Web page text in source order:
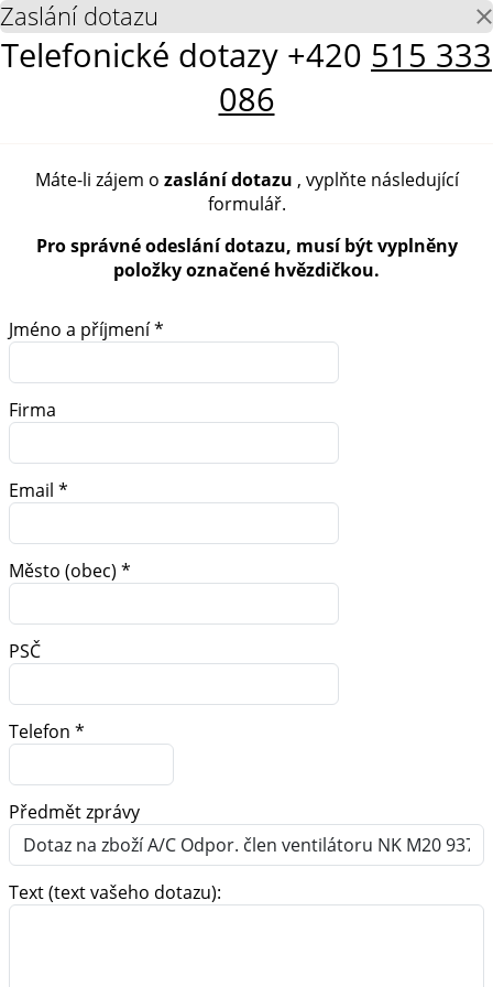
Zaslání dotazu
Telefonické dotazy +420 515 333
086
Máte-li zájem o zaslání dotazu , vyplňte následující
formulář.
Pro správné odeslání dotazu, musí být vyplněny
položky označené hvězdičkou.
Jméno a příjmení *
Firma
Email *
Město (obec) *
PSČ
Telefon *
Předmět zprávy
Text (text vašeho dotazu):